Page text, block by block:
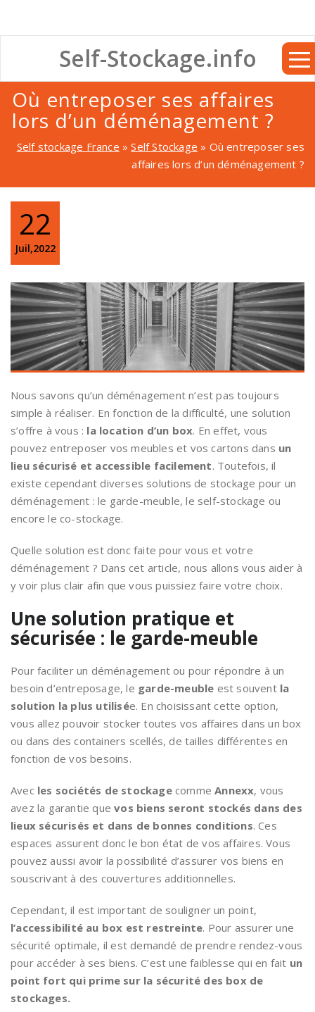
Self-Stockage.info
Où entreposer ses affaires
lors d’un déménagement ?
Self stockage France »Self Stockage » Où entreposer ses
affaires lors d’un déménagement ?
22
Juil,2022
Nous savons qu’un déménagement n’est pas toujours
simple à réaliser. En fonction de la difficulté, une solution
s’offre à vous : la location d’un box. En effet, vous
pouvez entreposer vos meubles et vos cartons dans un
lieu sécurisé et accessible facilement. Toutefois, il
existe cependant diverses solutions de stockage pour un
déménagement : le garde-meuble, le self-stockage ou
encore le co-stockage.
Quelle solution est donc faite pour vous et votre
déménagement ? Dans cet article, nous allons vous aider à
y voir plus clair afin que vous puissiez faire votre choix.
Une solution pratique et
sécurisée : le garde-meuble
Pour faciliter un déménagement ou pour répondre à un
besoin d’entreposage, le garde-meuble est souvent la
solution la plus utilisée. En choisissant cette option,
vous allez pouvoir stocker toutes vos affaires dans un box
ou dans des containers scellés, de tailles différentes en
fonction de vos besoins.
Avec les sociétés de stockagecomme Annexx, vous
avez la garantie que vos biens seront stockés dans des
lieux sécurisés et dans de bonnes conditions. Ces
espaces assurent donc le bon état de vos affaires. Vous
pouvez aussi avoir la possibilité d’assurer vos biens en
souscrivant à des couvertures additionnelles.
Cependant, il est important de souligner un point,
l’accessibilité au box est restreinte. Pour assurer une
sécurité optimale, il est demandé de prendre rendez-vous
pour accéder à ses biens. C’est une faiblesse qui en fait un
point fort qui prime sur la sécurité des box de
stockages.